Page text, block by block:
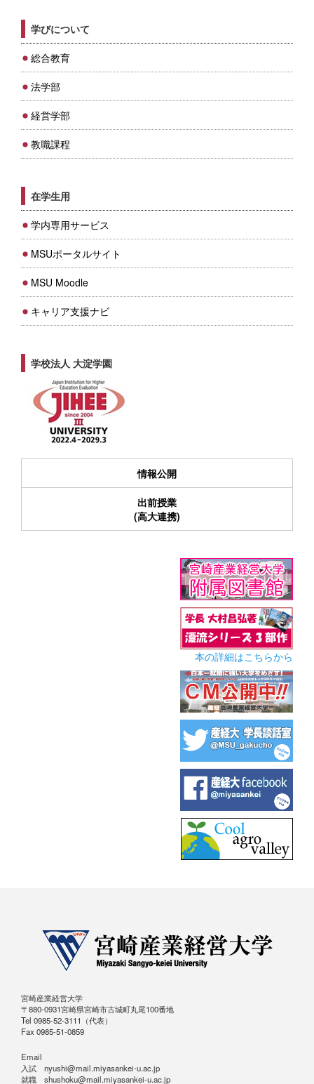
学びについて
総合教育
法学部
経営学部
教職課程
在学生用
学内専用サービス
MSUポータルサイト
MSU Moodle
キャリア支援ナビ
学校法人 大淀学園
情報公開
出前授業
(高大連携)
本の詳細はこちらから
宮崎産業経営大学
〒880-0931宮崎県宮崎市古城町丸尾100番地
Tel 0985-52-3111（代表）
Fax 0985-51-0859
Email
入試 nyushi@mail.miyasankei-u.ac.jp
就職 shushoku@mail.miyasankei-u.ac.jp